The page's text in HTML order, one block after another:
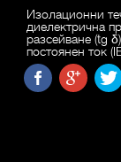
Изолационни
диелектрична
разсейване (tg
постоянен ток